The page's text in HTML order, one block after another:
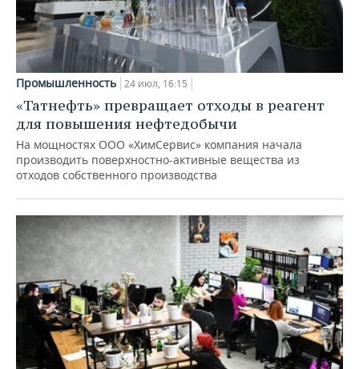
Промышленность 24 июл, 16:15
«Татнефть» превращает отходы в реагент
для повышения нефтедобычи
На мощностях ООО «ХимСервис» компания начала
производить поверхностно-активные вещества из
отходов собственного производства